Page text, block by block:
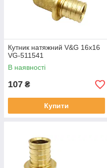
Кутник натяжний V&G 16x16
VG-511541
В наявності
107 ₴
Купити